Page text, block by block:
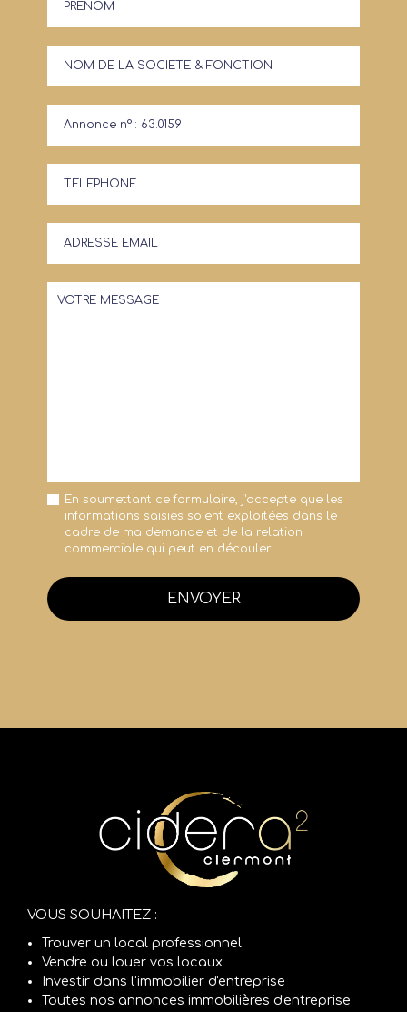
En soumettant ce formulaire, j'accepte que les
informations saisies soient exploitées dans le
cadre de ma demande et de la relation
commerciale qui peut en découler.
ENVOYER
VOUS SOUHAITEZ :
Trouver un local professionnel
Vendre ou louer vos locaux
Investir dans l'immobilier d'entreprise
Toutes nos annonces immobilières d'entreprise